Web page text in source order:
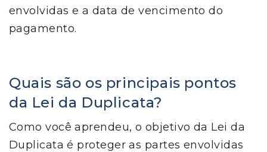
envolvidas e a data de vencimento do
pagamento.
Quais são os principais pontos
da Lei da Duplicata?
Como você aprendeu, o objetivo da Lei da
Duplicata é proteger as partes envolvidas